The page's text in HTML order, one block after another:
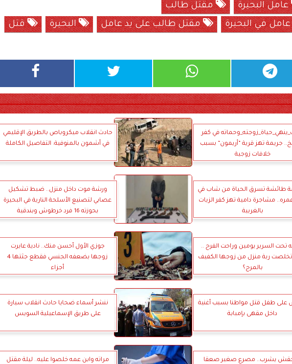
عامل البحيرة
مقتل طالب
في البحيرة
مقتل طالب على يد عامل البحيرة
قتل
في كفر
جريمة تهز قرية ”أريمون” بسبب
خلافات زوجية
حادث انقلاب ميكروباص بالطريق الإقليمي
في أشمون بالمنوفية: التفاصيل الكاملة
طائشة تسرق الحياة من شاب في
مشاجرة دامية تهز كفر الزيات
بالغربية
ورشة موت داخل منزل.. ضبط تشكيل
عصابي لتصنيع الأسلحة النارية في البحيرة
بحوزته 16 فرد خرطوش وبندقية
تحت السرير يومين وراحت الفرح ..
تخلصت ربة منزل من زوجها الكفيف
بالمرج؟
جوزي الأول أحسن منك.. نادية عايرت
زوجها بضعفه الجنسي فقطع جثتها 4
أجزاء
على طفل قتل مواطنا بسبب أغنية
داخل مقهى بإمبابة
ننشر أسماء ضحايا حادث انقلاب سيارة
على طريق الإسماعيلية السويس
يشرب.. مصرع صغير صعقا
مراته وابن عمه خلصوا عليه.. ليلة مقتل